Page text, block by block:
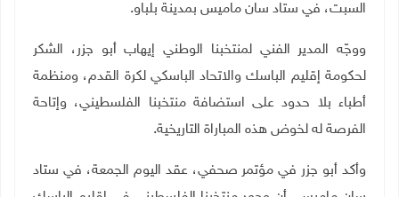
السبت، في ستاد سان ماميس بمدينة بلباو.
ووجّه المدير الفني لمنتخبنا الوطني إيهاب أبو جزر، الشكر
لحكومة إقليم الباسك والاتحاد الباسكي لكرة القدم، ومنظمة
أطباء بلا حدود على استضافة منتخبنا الفلسطيني، وإتاحة
الفرصة له لخوض هذه المباراة التاريخية.
وأكد أبو جزر في مؤتمر صحفي، عقد اليوم الجمعة، في ستاد